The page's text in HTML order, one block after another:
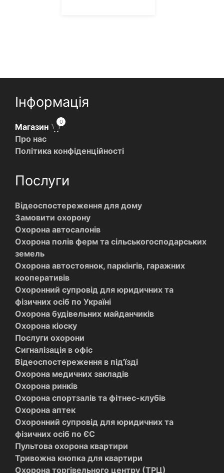
Інформація
Магазин
0
Про нас
Політика конфіденційності
Послуги
Відеоспостереження для дому
Замовити охорону
Охорона автосалонів
Охорона полів ферм та сільськогосподарських
земель
Охорона автостоянок, паркінгів, гаражних
кооперативів
Охоронний супровід для юридичних та
фізичних осіб по Україні
Охорона будівельних майданчиків
Охорона кіоску
Послуги охорони
Сигналізація в офіс
Відеоспостереження в під'їзді
Охорона медичних закладів
Охорона ринків
Охорона спортзалів та фітнес-клубів
Охорона аптек
Охоронний супровід для юридичних та
фізичних осіб по ЄС
Пультова охорона квартири
Тривожна кнопка для квартири
Охорона торгівельного центру (ТРЦ)